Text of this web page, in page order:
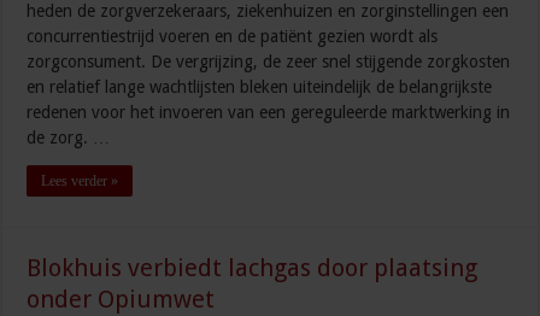
heden de zorgverzekeraars, ziekenhuizen en zorginstellingen een
concurrentiestrijd voeren en de patiënt gezien wordt als
zorgconsument. De vergrijzing, de zeer snel stijgende zorgkosten
en relatief lange wachtlijsten bleken uiteindelijk de belangrijkste
redenen voor het invoeren van een gereguleerde marktwerking in
de zorg. …
Lees verder »
Blokhuis verbiedt lachgas door plaatsing
onder Opiumwet